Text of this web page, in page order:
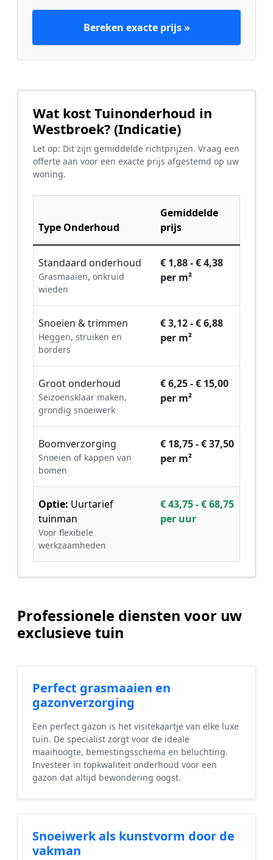
Bereken exacte prijs »
Wat kost Tuinonderhoud in
Westbroek? (Indicatie)
Let op: Dit zijn gemiddelde richtprijzen. Vraag een
offerte aan voor een exacte prijs afgestemd op uw
woning.
Type Onderhoud
Gemiddelde
prijs
Standaard onderhoud
Grasmaaien, onkruid
wieden
€ 1,88 - € 4,38
per m²
Snoeien & trimmen
Heggen, struiken en
borders
€ 3,12 - € 6,88
per m²
Groot onderhoud
Seizoensklaar maken,
grondig snoeiwerk
€ 6,25 - € 15,00
per m²
Boomverzorging
Snoeien of kappen van
bomen
€ 18,75 - € 37,50
per m²
Optie: Uurtarief
tuinman
Voor flexibele
werkzaamheden
€ 43,75 - € 68,75
per uur
Professionele diensten voor uw
exclusieve tuin
Perfect grasmaaien en
gazonverzorging
Een perfect gazon is het visitekaartje van elke luxe
tuin. De specialist zorgt voor de ideale
maaihoogte, bemestingsschema en beluchting.
Investeer in topkwaliteit onderhoud voor een
gazon dat altijd bewondering oogst.
Snoeiwerk als kunstvorm door de
vakman